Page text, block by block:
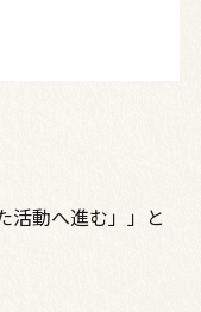
活動へ進む」」と